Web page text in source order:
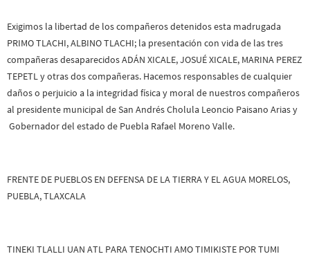
Exigimos la libertad de los compañeros detenidos esta madrugada
PRIMO TLACHI, ALBINO TLACHI; la presentación con vida de las tres
compañeras desaparecidos ADÁN XICALE, JOSUÉ XICALE, MARINA PEREZ
TEPETL y otras dos compañeras. Hacemos responsables de cualquier
daños o perjuicio a la integridad física y moral de nuestros compañeros
al presidente municipal de San Andrés Cholula Leoncio Paisano Arias y
Gobernador del estado de Puebla Rafael Moreno Valle.
FRENTE DE PUEBLOS EN DEFENSA DE LA TIERRA Y EL AGUA MORELOS,
PUEBLA, TLAXCALA
TINEKI TLALLI UAN ATL PARA TENOCHTI AMO TIMIKISTE POR TUMI